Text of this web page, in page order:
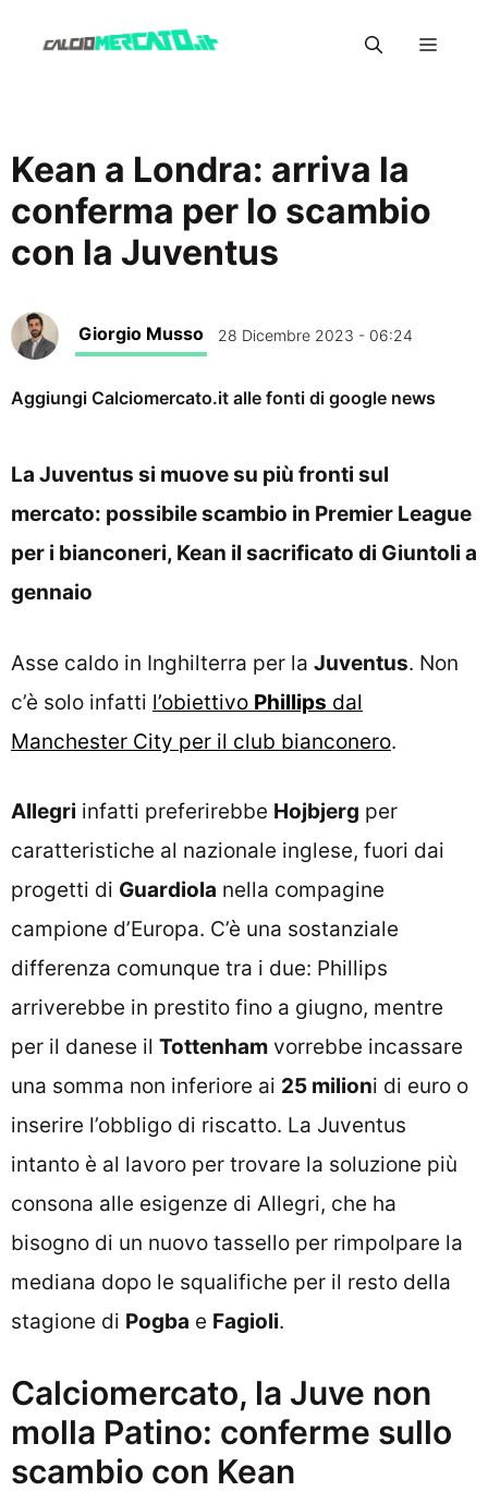
Menu
Kean a Londra: arriva la
conferma per lo scambio
con la Juventus
Giorgio Musso 28 Dicembre 2023 - 06:24
Aggiungi Calciomercato.it alle fonti di google news
La Juventus si muove su più fronti sul
mercato: possibile scambio in Premier League
per i bianconeri, Kean il sacrificato di Giuntoli a
gennaio
Asse caldo in Inghilterra per la Juventus. Non
c’è solo infatti l’obiettivo Phillips dal
Manchester City per il club bianconero.
Allegri infatti preferirebbe Hojbjerg per
caratteristiche al nazionale inglese, fuori dai
progetti di Guardiola nella compagine
campione d’Europa. C’è una sostanziale
differenza comunque tra i due: Phillips
arriverebbe in prestito fino a giugno, mentre
per il danese il Tottenham vorrebbe incassare
una somma non inferiore ai 25 milioni di euro o
inserire l’obbligo di riscatto. La Juventus
intanto è al lavoro per trovare la soluzione più
consona alle esigenze di Allegri, che ha
bisogno di un nuovo tassello per rimpolpare la
mediana dopo le squalifiche per il resto della
stagione di Pogba e Fagioli.
Calciomercato, la Juve non
molla Patino: conferme sullo
scambio con Kean